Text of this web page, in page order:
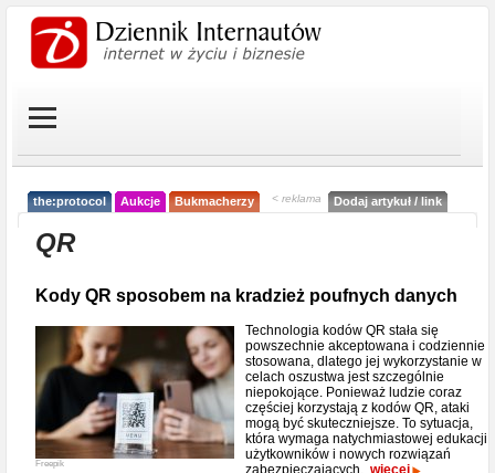
the:protocol Aukcje Bukmacherzy < reklama Dodaj artykuł / link
QR
Kody QR sposobem na kradzież poufnych danych
Freepik
Technologia kodów QR stała się
powszechnie akceptowana i codziennie
stosowana, dlatego jej wykorzystanie w
celach oszustwa jest szczególnie
niepokojące. Ponieważ ludzie coraz
częściej korzystają z kodów QR, ataki
mogą być skuteczniejsze. To sytuacja,
która wymaga natychmiastowej edukacji
użytkowników i nowych rozwiązań
zabezpieczających. więcej